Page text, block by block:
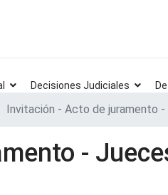
Decisiones Judiciales
Invitación - Acto de juramento -
-